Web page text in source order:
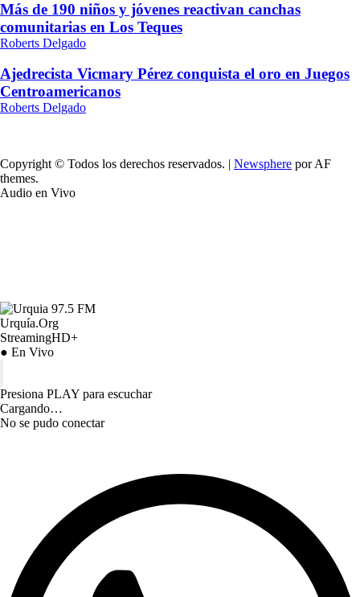
Más de 190 niños y jóvenes reactivan canchas
comunitarias en Los Teques
Roberts Delgado
Ajedrecista Vicmary Pérez conquista el oro en Juegos
Centroamericanos
Roberts Delgado
Copyright © Todos los derechos reservados. | Newsphere por AF
themes.
Audio en Vivo
Urquía.Org
StreamingHD+
● En Vivo
Presiona PLAY para escuchar
Cargando…
No se pudo conectar